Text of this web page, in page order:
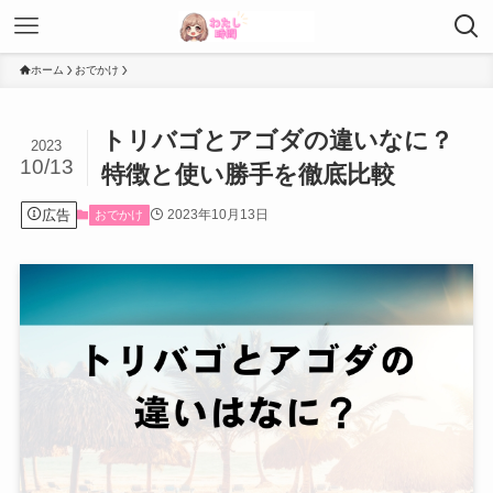
ホーム おでかけ
トリバゴとアゴダの違いなに？
特徴と使い勝手を徹底比較
2023
10/13
広告 おでかけ 2023年10月13日